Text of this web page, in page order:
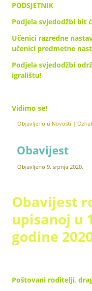
PODSJETNIK
Podjela svjedodžbi bit
Učenici razredne
učenici predmetne
Podjela svjedodžbi
igralištu!
Vidimo se!
Objavljeno u Novosti |
Obavijest
Objavljeno 9. srpnja 2020.
Obavijest
upisanoj u
godine
Poštovani roditelji,